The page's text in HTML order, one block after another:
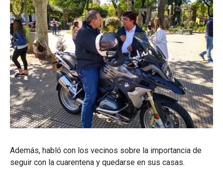
Además, habló con los vecinos sobre la importancia de
seguir con la cuarentena y quedarse en sus casas.